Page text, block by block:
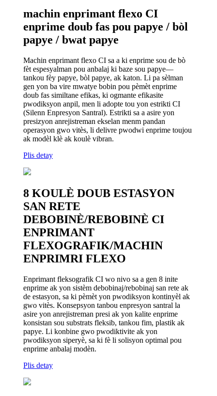
machin enprimant flexo CI
enprime doub fas pou papye / bòl
papye / bwat papye
Machin enprimant flexo CI sa a ki enprime sou de bò
fèt espesyalman pou anbalaj ki baze sou papye—
tankou fèy papye, bòl papye, ak katon. Li pa sèlman
gen yon ba vire mwatye bobin pou pèmèt enprime
doub fas similtane efikas, ki ogmante efikasite
pwodiksyon anpil, men li adopte tou yon estrikti CI
(Silenn Enpresyon Santral). Estrikti sa a asire yon
presizyon anrejistreman ekselan menm pandan
operasyon gwo vitès, li delivre pwodwi enprime toujou
ak modèl klè ak koulè vibran.
Plis detay
8 KOULÈ DOUB ESTASYON
SAN RETE
DEBOBINÈ/REBOBINÈ CI
ENPRIMANT
FLEXOGRAFIK/MACHIN
ENPRIMRI FLEXO
Enprimant fleksografik CI wo nivo sa a gen 8 inite
enprime ak yon sistèm debobinaj/rebobinaj san rete ak
de estasyon, sa ki pèmèt yon pwodiksyon kontinyèl ak
gwo vitès. Konsepsyon tanbou enpresyon santral la
asire yon anrejistreman presi ak yon kalite enprime
konsistan sou substrats fleksib, tankou fim, plastik ak
papye. Li konbine gwo pwodiktivite ak yon
pwodiksyon siperyè, sa ki fè li solisyon optimal pou
enprime anbalaj modèn.
Plis detay